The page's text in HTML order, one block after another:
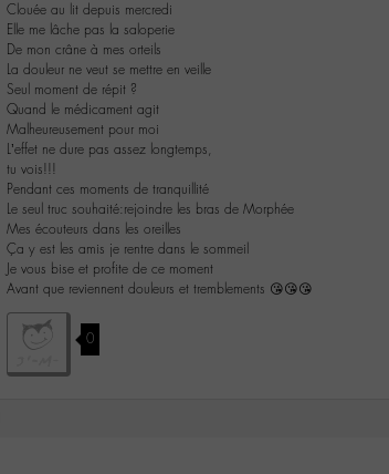
Clouée au lit depuis mercredi
Elle me lâche pas la saloperie
De mon crâne à mes orteils
La douleur ne veut se mettre en veille
Seul moment de répit ?
Quand le médicament agit
Malheureusement pour moi
L’effet ne dure pas assez longtemps,
tu vois!!!
Pendant ces moments de tranquillité
Le seul truc souhaité:rejoindre les bras de Morphée
Mes écouteurs dans les oreilles
Ça y est les amis je rentre dans le sommeil
Je vous bise et profite de ce moment
Avant que reviennent douleurs et tremblements 😘😘😘
0